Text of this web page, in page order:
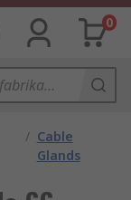
0
/ Cable
Glands